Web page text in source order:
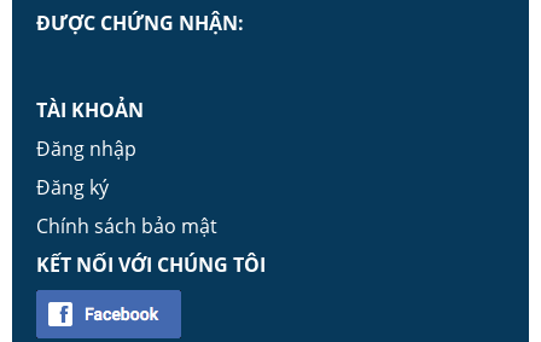
ĐƯỢC CHỨNG NHẬN:
TÀI KHOẢN
Đăng nhập
Đăng ký
Chính sách bảo mật
KẾT NỐI VỚI CHÚNG TÔI